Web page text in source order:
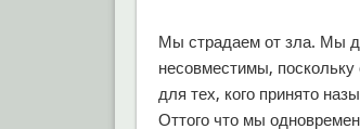
Мы страдаем от зла. Мы
несовместимы,
для тех, кого принято
Оттого что мы